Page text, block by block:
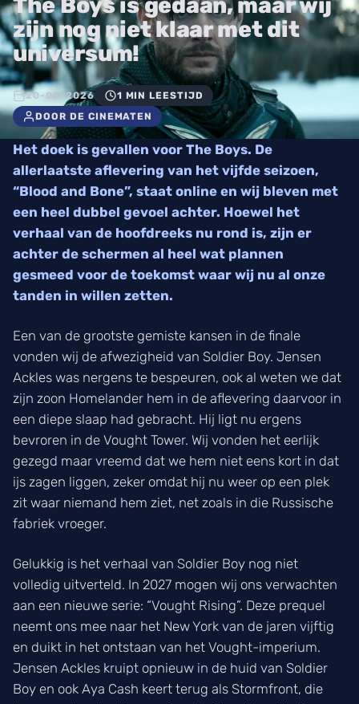
zijn nog niet klaar met dit
universum!
20-05-2026
1 MIN LEESTIJD
DOOR DE CINEMATEN
Het doek is gevallen voor The Boys. De
allerlaatste aflevering van het vijfde seizoen,
“Blood and Bone”, staat online en wij bleven met
een heel dubbel gevoel achter. Hoewel het
verhaal van de hoofdreeks nu rond is, zijn er
achter de schermen al heel wat plannen
gesmeed voor de toekomst waar wij nu al onze
tanden in willen zetten.
Een van de grootste gemiste kansen in de finale
vonden wij de afwezigheid van Soldier Boy. Jensen
Ackles was nergens te bespeuren, ook al weten we dat
zijn zoon Homelander hem in de aflevering daarvoor in
een diepe slaap had gebracht. Hij ligt nu ergens
bevroren in de Vought Tower. Wij vonden het eerlijk
gezegd maar vreemd dat we hem niet eens kort in dat
ijs zagen liggen, zeker omdat hij nu weer op een plek
zit waar niemand hem ziet, net zoals in die Russische
fabriek vroeger.
Gelukkig is het verhaal van Soldier Boy nog niet
volledig uitverteld. In 2027 mogen wij ons verwachten
aan een nieuwe serie: “Vought Rising”. Deze prequel
neemt ons mee naar het New York van de jaren vijftig
en duikt in het ontstaan van het Vought-imperium.
Jensen Ackles kruipt opnieuw in de huid van Soldier
Boy en ook Aya Cash keert terug als Stormfront, die